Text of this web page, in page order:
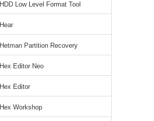
HDD Low Level Format Tool
Hear
Hetman Partition Recovery
Hex Editor Neo
Hex Editor
Hex Workshop